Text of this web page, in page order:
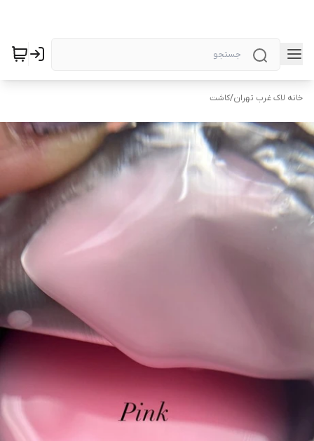
خانه لاک غرب تهران/کاشت